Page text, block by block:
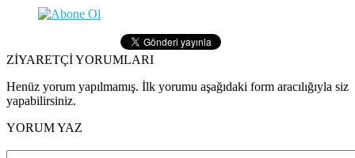
ZİYARETÇİ YORUMLARI
Henüz yorum yapılmamış. İlk yorumu aşağıdaki form aracılığıyla siz
yapabilirsiniz.
YORUM YAZ